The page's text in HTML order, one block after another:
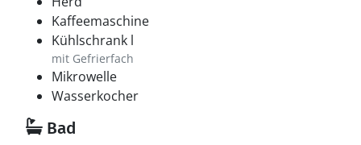
Kaffeemaschine
Kühlschrank l
mit Gefrierfach
Mikrowelle
Wasserkocher
Bad